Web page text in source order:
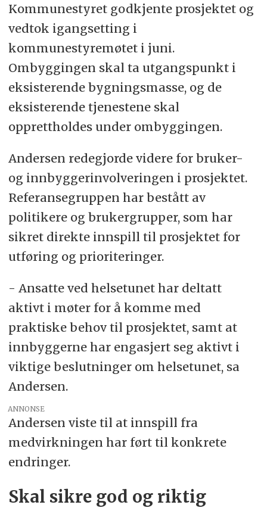
Kommunestyret godkjente prosjektet og
vedtok igangsetting i
kommunestyremøtet i juni.
Ombyggingen skal ta utgangspunkt i
eksisterende bygningsmasse, og de
eksisterende tjenestene skal
opprettholdes under ombyggingen.
Andersen redegjorde videre for bruker-
og innbyggerinvolveringen i prosjektet.
Referansegruppen har bestått av
politikere og brukergrupper, som har
sikret direkte innspill til prosjektet for
utføring og prioriteringer.
- Ansatte ved helsetunet har deltatt
aktivt i møter for å komme med
praktiske behov til prosjektet, samt at
innbyggerne har engasjert seg aktivt i
viktige beslutninger om helsetunet, sa
Andersen.
ANNONSE
Andersen viste til at innspill fra
medvirkningen har ført til konkrete
endringer.
Skal sikre god og riktig